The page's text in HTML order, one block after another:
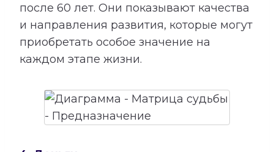
после 60 лет. Они показывают качества
и направления развития, которые могут
приобретать особое значение на
каждом этапе жизни.